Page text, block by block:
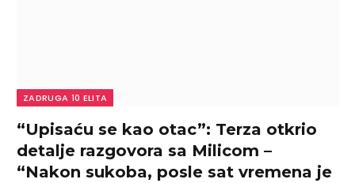
ZADRUGA 10 ELITA
“Upisaću se kao otac”: Terza otkrio
detalje razgovora sa Milicom –
“Nakon sukoba, posle sat vremena je